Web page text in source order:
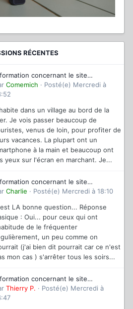
RÉCENTES
concernant le site
Comemich · Posté(e) Mercredi à
dans un village au bord de la
Je vois passer beaucoup de
venus de loin, pour profiter de
vacances. La plupart ont un
à la main et beaucoup ont
yeux sur l'écran en marchant. Je...
concernant le site
Charlie · Posté(e) Mercredi à 18:10
LA bonne question... Réponse
: Oui... pour ceux qui ont
de le fréquenter
un peu comme on
(j'ai bien dit pourrait car ce n'est
mon cas ) s'arrêter tous les soirs...
concernant le site
Thierry P. · Posté(e) Mercredi à